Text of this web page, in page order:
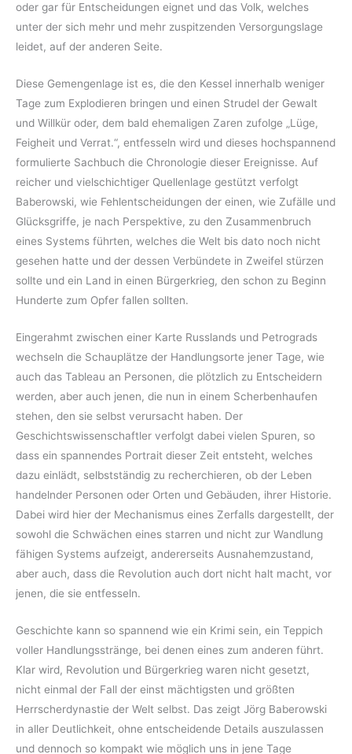
oder gar für Entscheidungen eignet und das Volk, welches
unter der sich mehr und mehr zuspitzenden Versorgungslage
leidet, auf der anderen Seite.
Diese Gemengenlage ist es, die den Kessel innerhalb weniger
Tage zum Explodieren bringen und einen Strudel der Gewalt
und Willkür oder, dem bald ehemaligen Zaren zufolge „Lüge,
Feigheit und Verrat.“, entfesseln wird und dieses hochspannend
formulierte Sachbuch die Chronologie dieser Ereignisse. Auf
reicher und vielschichtiger Quellenlage gestützt verfolgt
Baberowski, wie Fehlentscheidungen der einen, wie Zufälle und
Glücksgriffe, je nach Perspektive, zu den Zusammenbruch
eines Systems führten, welches die Welt bis dato noch nicht
gesehen hatte und der dessen Verbündete in Zweifel stürzen
sollte und ein Land in einen Bürgerkrieg, den schon zu Beginn
Hunderte zum Opfer fallen sollten.
Eingerahmt zwischen einer Karte Russlands und Petrograds
wechseln die Schauplätze der Handlungsorte jener Tage, wie
auch das Tableau an Personen, die plötzlich zu Entscheidern
werden, aber auch jenen, die nun in einem Scherbenhaufen
stehen, den sie selbst verursacht haben. Der
Geschichtswissenschaftler verfolgt dabei vielen Spuren, so
dass ein spannendes Portrait dieser Zeit entsteht, welches
dazu einlädt, selbstständig zu recherchieren, ob der Leben
handelnder Personen oder Orten und Gebäuden, ihrer Historie.
Dabei wird hier der Mechanismus eines Zerfalls dargestellt, der
sowohl die Schwächen eines starren und nicht zur Wandlung
fähigen Systems aufzeigt, andererseits Ausnahemzustand,
aber auch, dass die Revolution auch dort nicht halt macht, vor
jenen, die sie entfesseln.
Geschichte kann so spannend wie ein Krimi sein, ein Teppich
voller Handlungsstränge, bei denen eines zum anderen führt.
Klar wird, Revolution und Bürgerkrieg waren nicht gesetzt,
nicht einmal der Fall der einst mächtigsten und größten
Herrscherdynastie der Welt selbst. Das zeigt Jörg Baberowski
in aller Deutlichkeit, ohne entscheidende Details auszulassen
und dennoch so kompakt wie möglich uns in jene Tage